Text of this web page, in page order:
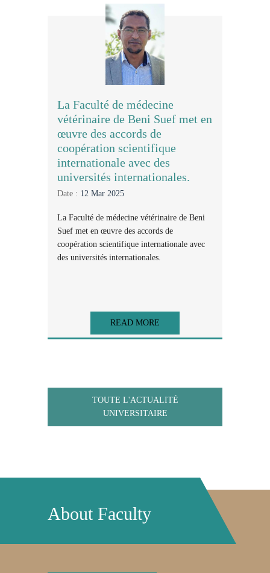
La Faculté de médecine
vétérinaire de Beni Suef met en
œuvre des accords de
coopération scientifique
internationale avec des
universités internationales.
Date : 12 Mar 2025
La Faculté de médecine vétérinaire de Beni
Suef met en œuvre des accords de
coopération scientifique internationale avec
des universités internationales.
READ MORE
TOUTE L'ACTUALITÉ
UNIVERSITAIRE
About Faculty